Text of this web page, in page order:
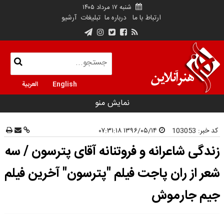
شنبه ۱۷ مرداد ۱۴۰۵
ارتباط با ما درباره ما تبلیغات آرشیو
English العربية
نمایش منو
کد خبر: 103053
زندگی شاعرانه و فروتنانه آقای پترسون / سه
شعر از ران پاجت فیلم "پترسون" آخرین فیلم
جیم جارموش